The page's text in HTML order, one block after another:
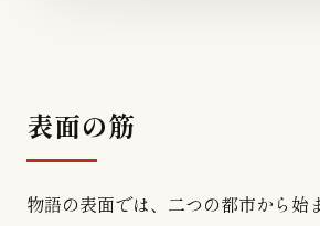
表面の筋
物語の表面では、二つの都市から始